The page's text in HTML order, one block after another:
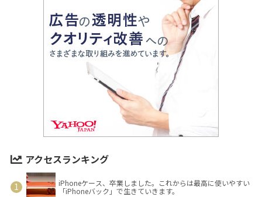
アクセスランキング
iPhoneケース、卒業しました。これからは最高に使いやすい
「iPhoneバック」で生きていきます。